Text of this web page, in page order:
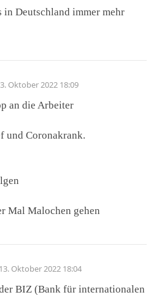
in Deutschland immer mehr
Oktober 2022 18:09
an die Arbeiter
und Coronakrank.
Mal Malochen gehen
13. Oktober 2022 18:04
BIZ (Bank für internationalen